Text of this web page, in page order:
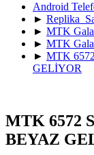
Android
► Replika
► MTK
► MTK
► MTK
GELİYOR
MTK 6572
BEYAZ